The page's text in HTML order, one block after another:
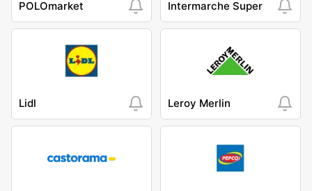
POLOmarket Intermarche Super
Lidl Leroy Merlin